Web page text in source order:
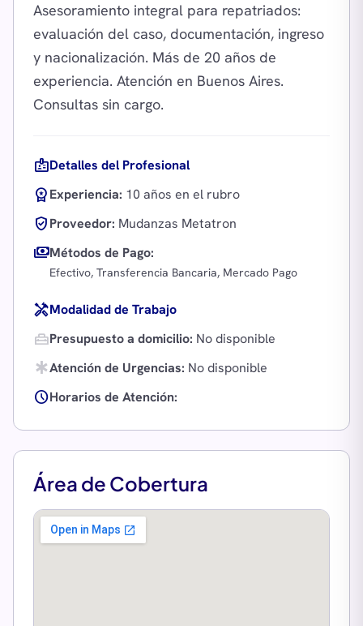
Asesoramiento integral para repatriados:
evaluación del caso, documentación, ingreso
y nacionalización. Más de 20 años de
experiencia. Atención en Buenos Aires.
badgeDetalles del Profesional
workspace_premiumExperiencia: 10 años en el rubro
verified_userProveedor: Mudanzas Metatron
paymentsMétodos de Pago:
Efectivo, Transferencia Bancaria, Mercado Pago
handymanModalidad de Trabajo
home_repair_servicePresupuesto a domicilio: No disponible
emergencyAtención de Urgencias: No disponible
scheduleHorarios de Atención:
Área de Cobertura